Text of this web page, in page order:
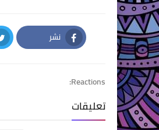
نشر
Facebook
Reactions:
تعليقات